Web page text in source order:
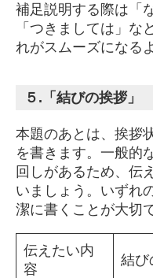
補足説明する際は「
「つきましては」な
れがスムーズになる
５.「結びの挨拶」
本題のあとは、挨拶
を書きます。一般的
回しがあるため、伝
いましょう。いずれ
潔に書くことが大切
伝えたい内
容
結び